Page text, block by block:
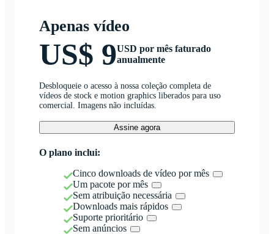
Apenas vídeo
US$ 9USD por mês faturado
anualmente
Desbloqueie o acesso à nossa coleção completa de
vídeos de stock e motion graphics liberados para uso
comercial. Imagens não incluídas.
Assine agora
O plano inclui:
Cinco downloads de vídeo por mês
Um pacote por mês
Sem atribuição necessária
Downloads mais rápidos
Suporte prioritário
Sem anúncios